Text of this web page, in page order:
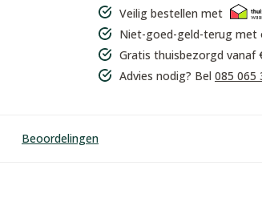
Veilig bestellen met
Niet-goed-geld-terug met
Gratis thuisbezorgd vanaf
Advies nodig? Bel 085 065
Beoordelingen